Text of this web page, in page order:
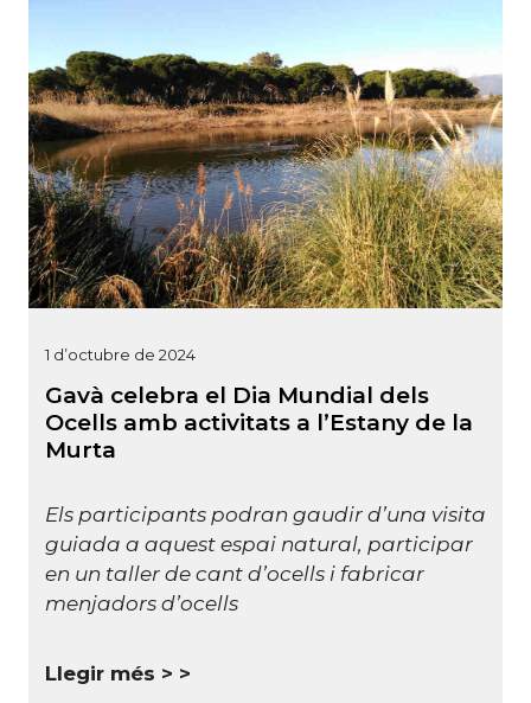
1 d’octubre de 2024
Gavà celebra el Dia Mundial dels
Ocells amb activitats a l’Estany de la
Murta
Els participants podran gaudir d’una visita
guiada a aquest espai natural, participar
en un taller de cant d’ocells i fabricar
menjadors d’ocells
Llegir més >